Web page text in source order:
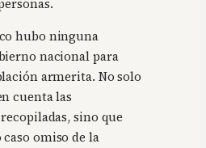
hubo ninguna
nacional para
armerita. No solo
cuenta las
sino que
omiso de la